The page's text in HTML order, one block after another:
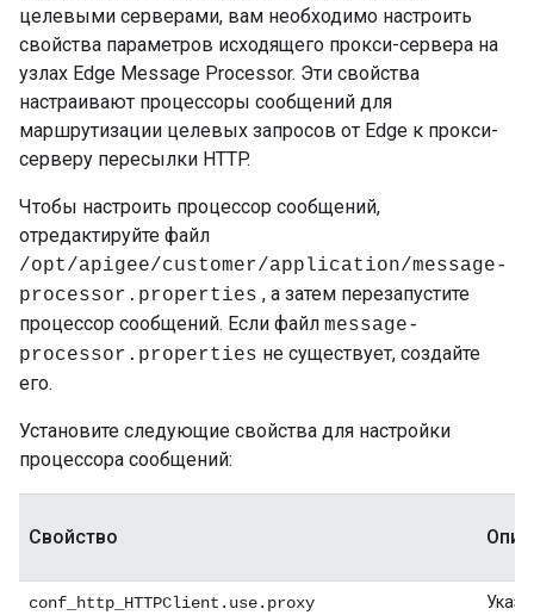
целевыми серверами, вам необходимо настроить
свойства параметров исходящего прокси-сервера на
узлах Edge Message Processor. Эти свойства
настраивают процессоры сообщений для
маршрутизации целевых запросов от Edge к прокси-
серверу пересылки HTTP.
Чтобы настроить процессор сообщений,
отредактируйте файл
/opt/apigee/customer/application/message-
processor.properties , а затем перезапустите
процессор сообщений. Если файл message-
processor.properties не существует, создайте
его.
Установите следующие свойства для настройки
процессора сообщений:
Свойство
conf_http_HTTPClient.use.proxy